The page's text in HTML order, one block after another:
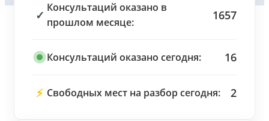
✓
Консультаций оказано в
прошлом месяце:
1657
Консультаций оказано сегодня: 16
⚡ Свободных мест на разбор сегодня: 2